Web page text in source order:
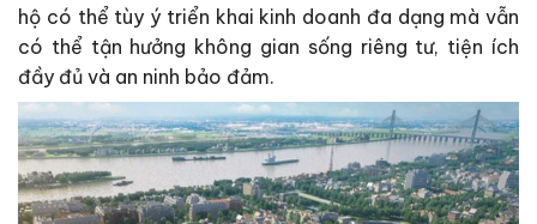
hộ có thể tùy ý triển khai kinh doanh đa dạng mà vẫn
có thể tận hưởng không gian sống riêng tư, tiện ích
đầy đủ và an ninh bảo đảm.